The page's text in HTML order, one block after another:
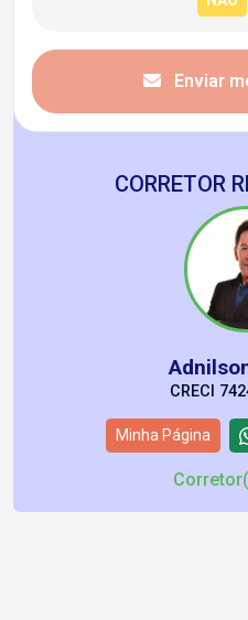
Enviar
CORRETOR
CRECI
Minha Página